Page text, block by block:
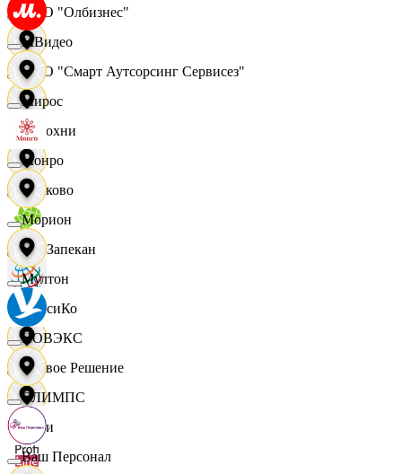
ООО "Олбизнес"
ООО "Смарт Аутсорсинг Сервисез"
Отдохни
Очаково
ПанЗапекан
ПепсиКо
Первое Решение
Пери
МВидео
Мирос
Монро
Морион
Мултон
НОВЭКС
ОЛИМПС
Ваш Персонал